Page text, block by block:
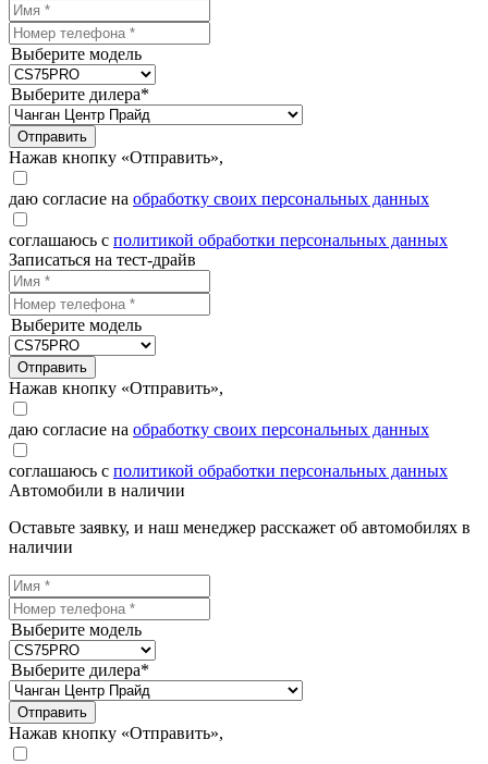
Выберите модель
Выберите дилера*
Отправить
Нажав кнопку «Отправить»,
даю согласие на обработку своих персональных данных
соглашаюсь с политикой обработки персональных данных
Записаться на тест-драйв
Выберите модель
Отправить
Нажав кнопку «Отправить»,
даю согласие на обработку своих персональных данных
соглашаюсь с политикой обработки персональных данных
Автомобили в наличии
Оставьте заявку, и наш менеджер расскажет об автомобилях в
наличии
Выберите модель
Выберите дилера*
Отправить
Нажав кнопку «Отправить»,